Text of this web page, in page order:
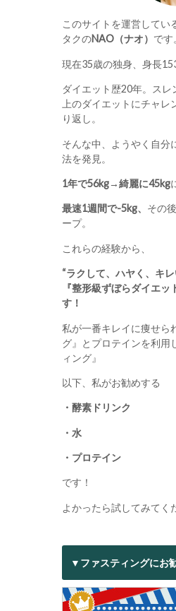
このサイトを運営してい
タクのNAO（ナオ） です
現在35歳の独身、身長
ダイエット歴20年。ス
上のダイエットにチャ
り返し。
そんな中、ようやく自分
法を発見。
1年で56kg→綺麗に45kg
最速1週間で-5kg、 その
ープ。
これらの経験から、
“ラクして、ハヤく、キ
『整形級ずぼらダイエ
す！
私が一番キレイに痩せら
グ』とプロテインを利用
ィング』
以下、私がお勧めする
・酵素ドリンク
・水
・プロテイン
です！
よかったら試してみてく
▼ファスティングにお